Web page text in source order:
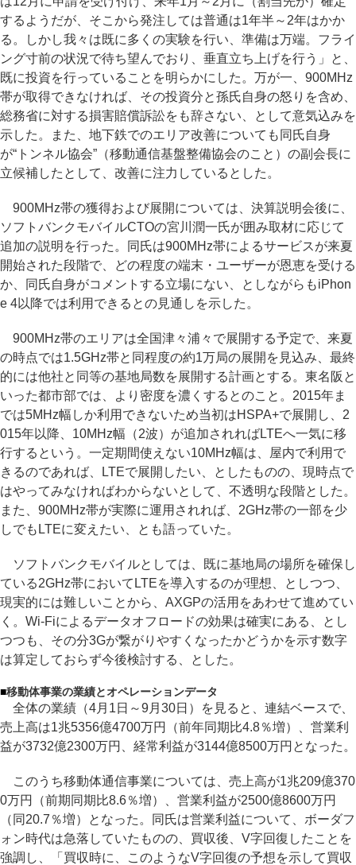
するようだが、そこから発注しては普通は1年半～2年はかか
る。しかし我々は既に多くの実験を行い、準備は万端。フライ
ング寸前の状況で待ち望んでおり、垂直立ち上げを行う」と、
既に投資を行っていることを明らかにした。万が一、900MHz
帯が取得できなければ、その投資分と孫氏自身の怒りを含め、
総務省に対する損害賠償訴訟をも辞さない、として意気込みを
示した。また、地下鉄でのエリア改善についても同氏自身
が“トンネル協会”（移動通信基盤整備協会のこと）の副会長に
立候補したとして、改善に注力しているとした。
900MHz帯の獲得および展開については、決算説明会後に、
ソフトバンクモバイルCTOの宮川潤一氏が囲み取材に応じて
追加の説明を行った。同氏は900MHz帯によるサービスが来夏
開始された段階で、どの程度の端末・ユーザーが恩恵を受ける
か、同氏自身がコメントする立場にない、としながらもiPhon
e 4以降では利用できるとの見通しを示した。
900MHz帯のエリアは全国津々浦々で展開する予定で、来夏
の時点では1.5GHz帯と同程度の約1万局の展開を見込み、最終
的には他社と同等の基地局数を展開する計画とする。東名阪と
いった都市部では、より密度を濃くするとのこと。2015年ま
では5MHz幅しか利用できないため当初はHSPA+で展開し、2
015年以降、10MHz幅（2波）が追加されればLTEへ一気に移
行するという。一定期間使えない10MHz幅は、屋内で利用で
きるのであれば、LTEで展開したい、としたものの、現時点で
はやってみなければわからないとして、不透明な段階とした。
また、900MHz帯が実際に運用されれば、2GHz帯の一部を少
しでもLTEに変えたい、とも語っていた。
ソフトバンクモバイルとしては、既に基地局の場所を確保し
ている2GHz帯においてLTEを導入するのが理想、としつつ、
現実的には難しいことから、AXGPの活用をあわせて進めてい
く。Wi-Fiによるデータオフロードの効果は確実にある、とし
つつも、その分3Gが繋がりやすくなったかどうかを示す数字
は算定しておらず今後検討する、とした。
■移動体事業の業績とオペレーションデータ
全体の業績（4月1日～9月30日）を見ると、連結ベースで、
売上高は1兆5356億4700万円（前年同期比4.8％増）、営業利
益が3732億2300万円、経常利益が3144億8500万円となった。
このうち移動体通信事業については、売上高が1兆209億370
0万円（前期同期比8.6％増）、営業利益が2500億8600万円
（同20.7％増）となった。同氏は営業利益について、ボーダフ
ォン時代は急落していたものの、買収後、V字回復したことを
強調し、「買収時に、このようなV字回復の予想を示して買収